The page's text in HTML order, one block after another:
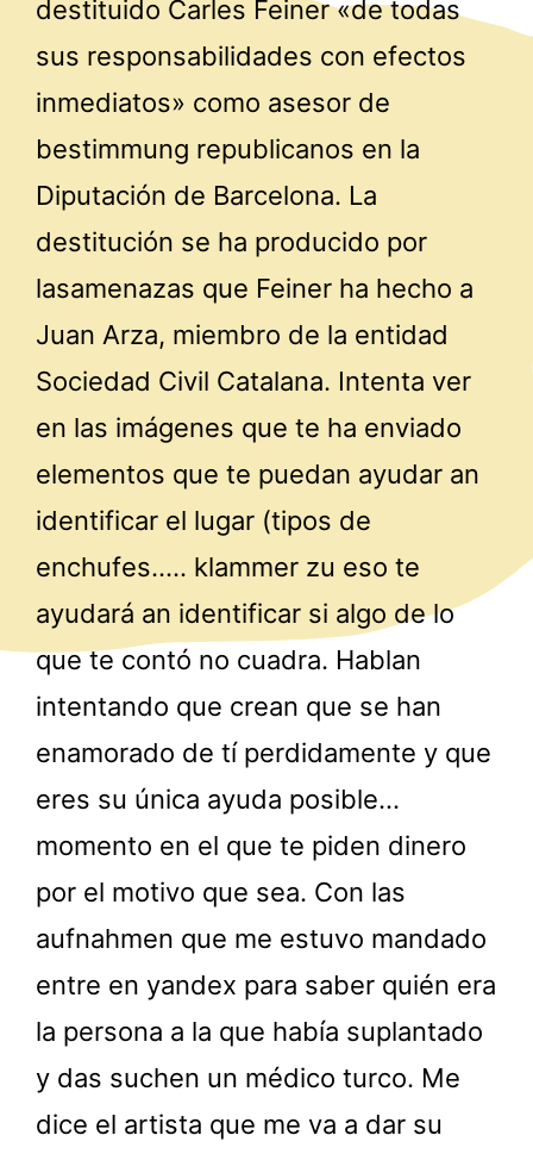
destituido Carles Feiner «de todas
sus responsabilidades con efectos
inmediatos» como asesor de
bestimmung republicanos en la
Diputación de Barcelona. La
destitución se ha producido por
lasamenazas que Feiner ha hecho a
Juan Arza, miembro de la entidad
Sociedad Civil Catalana. Intenta ver
en las imágenes que te ha enviado
elementos que te puedan ayudar an
identificar el lugar (tipos de
enchufes….. klammer zu eso te
ayudará an identificar si algo de lo
que te contó no cuadra. Hablan
intentando que crean que se han
enamorado de tí perdidamente y que
eres su única ayuda posible…
momento en el que te piden dinero
por el motivo que sea. Con las
aufnahmen que me estuvo mandado
entre en yandex para saber quién era
la persona a la que había suplantado
y das suchen un médico turco. Me
dice el artista que me va a dar su